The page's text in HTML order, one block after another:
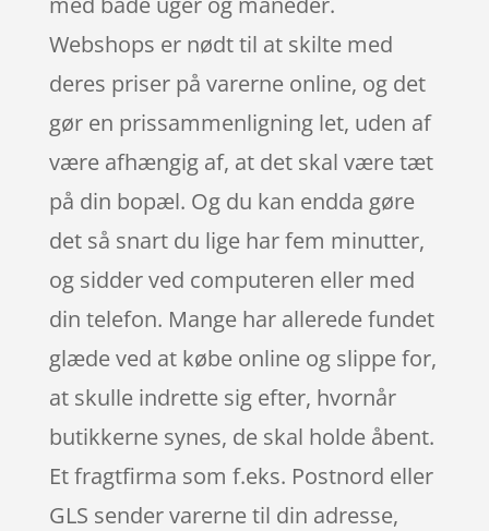
Webshops er nødt til at skilte med
deres priser på varerne online, og det
gør en prissammenligning let, uden af
være afhængig af, at det skal være tæt
på din bopæl. Og du kan endda gøre
det så snart du lige har fem minutter,
og sidder ved computeren eller med
din telefon. Mange har allerede fundet
glæde ved at købe online og slippe for,
at skulle indrette sig efter, hvornår
butikkerne synes, de skal holde åbent.
Et fragtfirma som f.eks. Postnord eller
GLS sender varerne til din adresse,